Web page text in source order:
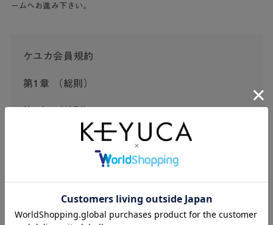
ームへお進み下さい。
ケユカ会員規約
第1章 （総則）
この会員規約（以下「本規約」といいます。）は、河淳株
式会社ケユカ事業部（以下「弊社」といいます。）が提供
する一連のサービスに関し、弊社が次条の定めに従い入会
本規約は、会員と弊社との間のサービスの利用に関わる一
切の関係に適用されるものとします。